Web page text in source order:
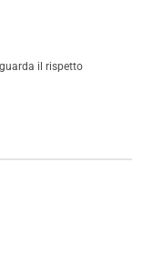
il rispetto